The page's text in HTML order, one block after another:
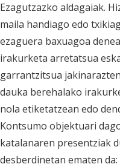
Ezagutzazko aldagaiak.
maila handiago edo
ezaguera baxuagoa
irakurketa arretatsua
garrantzitsua
dauka berehalako
nola etiketatzean edo
Kontsumo objektuari
katalanaren presentziak
desberdinetan ematen da: